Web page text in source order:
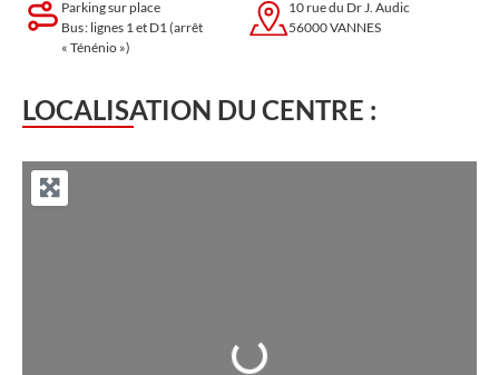
Parking sur place
Bus : lignes 1 et D1 (arrêt
« Ténénio »)
10 rue du Dr J. Audic
56000 VANNES
LOCALISATION DU CENTRE :
Chargement...